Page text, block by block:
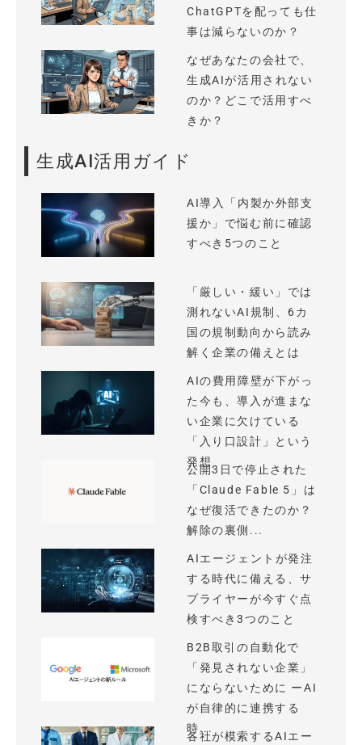
ChatGPTを配っても仕
事は減らないのか？
なぜあなたの会社で、
生成AIが活用されない
のか？どこで活用すべ
きか？
生成AI活用ガイド
AI導入「内製か外部支
援か」で悩む前に確認
すべき5つのこと
「厳しい・緩い」では
測れないAI規制、6カ
国の規制動向から読み
解く企業の備えとは
AIの費用障壁が下がっ
た今も、導入が進まな
い企業に欠けている
「入り口設計」という
発想
公開3日で停止された
「Claude Fable 5」は
なぜ復活できたのか？
解除の裏側...
AIエージェントが発注
する時代に備える、サ
プライヤーが今すぐ点
検すべき3つのこと
B2B取引の自動化で
「発見されない企業」
にならないために ーAI
が自律的に連携する
時...
各社が模索するAIエー